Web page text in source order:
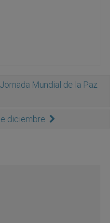
Mundial de la Paz
diciembre